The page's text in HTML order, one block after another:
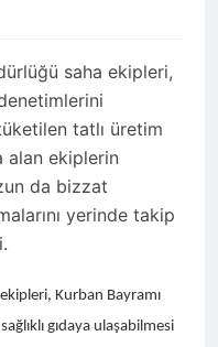
saha ekipleri,
tatlı üretim
alan ekiplerin
da bizzat
yerinde takip
Kurban Bayramı
gıdaya ulaşabilmesi